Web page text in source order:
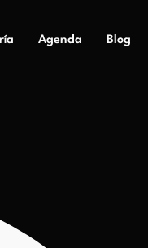
Agenda Blog